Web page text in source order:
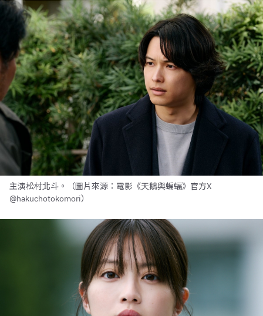
主演松村北斗。（圖片來源：電影《天鵝與蝙蝠》官方X
@hakuchotokomori）